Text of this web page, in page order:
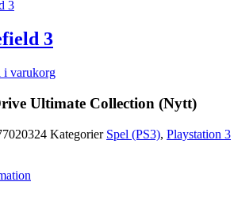
3
i varukorg
Ultimate Collection (Nytt)
Kategorier Spel (PS3), Playstation 3